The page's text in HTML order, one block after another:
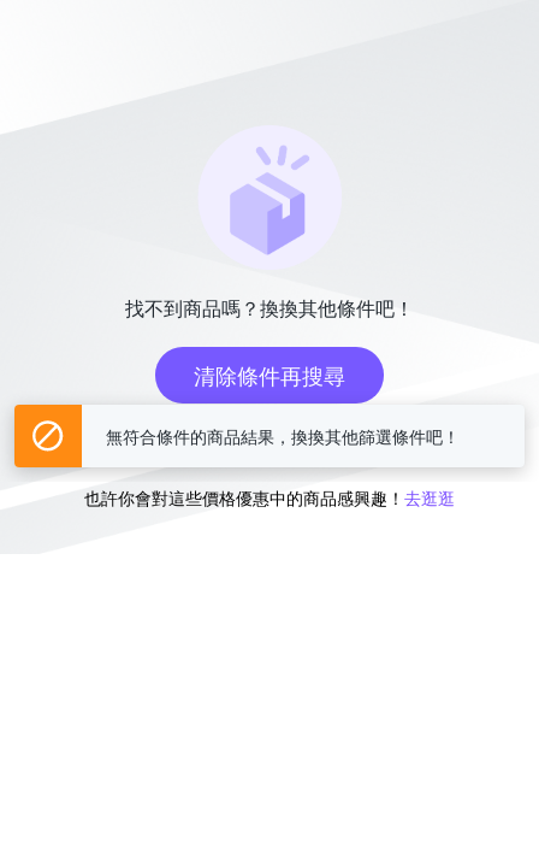
找不到商品嗎？換換其他條件吧！
清除條件再搜尋
或
也許你會對這些價格優惠中的商品感興趣！ 去逛逛
無符合條件的商品結果，換換其他篩選條件吧！